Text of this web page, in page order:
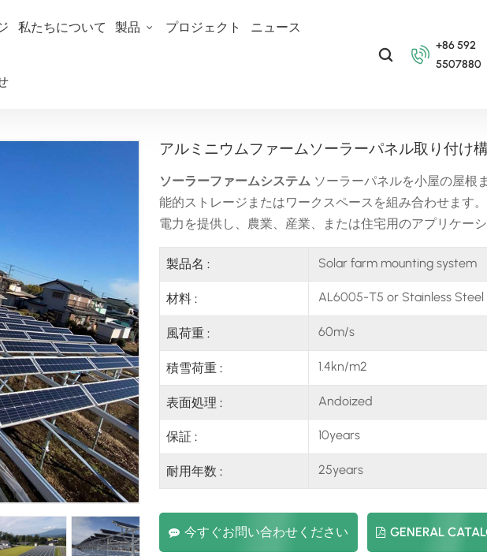
私たちについて 製品 プロジェクト ニュース
+86 592
5507880
ステム
アルミニウムファームソーラーパネル取り付け
ソーラーファームシステム ソーラーパネルを小屋の屋根
能的ストレージまたはワークスペースを組み合わせます
電力を提供し、農業、産業、または住宅用のアプリケーシ
製品名 : Solar farm mounting system
材料 : AL6005-T5 or Stainless Steel
風荷重 : 60m/s
積雪荷重 : 1.4kn/m2
表面処理 : Andoized
保証 : 10years
耐用年数 : 25years
今すぐお問い合わせください GENERAL